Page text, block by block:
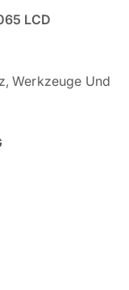
LCD
Werkzeuge Und